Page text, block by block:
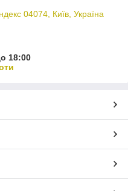
04074, Київ, Україна
18:00